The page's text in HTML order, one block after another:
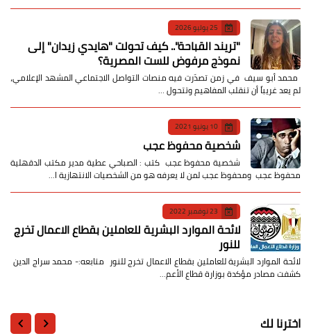
25 يوليو 2026
​"تريند القباحة".. كيف تحولت "هايدي زيدان" إلى
نموذج مرفوض للست المصرية؟
​ محمد أبو سيف ​في زمن تصدّرت فيه منصات التواصل الاجتماعي المشهد الإعلامي،
لم يعد غريباً أن تنقلب المفاهيم وتتحول …
10 يونيو 2021
شخصية محفوظ عجب
شخصية محفوظ عجب كتب : الصباحي عطية مدير مكتب الدقهلية
محفوظ عجب ومحفوظ عجب لمن لا يعرفه هو من الشخصيات الانتهازية ا…
23 نوفمبر 2022
لائحة الموارد البشرية للعاملين بقطاع الاعمال تخرج
للنور
لائحة الموارد البشرية للعاملين بقطاع الاعمال تخرج للنور متابعه:- محمد سراج الدين
كشفت مصادر مؤكدة بوزارة قطاع الأعم…
اخترنا لك